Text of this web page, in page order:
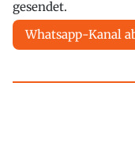
gesendet.
Whatsapp-Kanal